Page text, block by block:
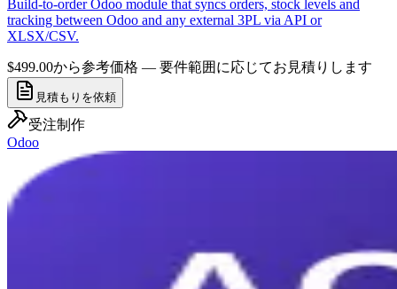
Build-to-order Odoo module that syncs orders, stock levels and
tracking between Odoo and any external 3PL via API or
XLSX/CSV.
$499.00から参考価格 — 要件範囲に応じてお見積りします
見積もりを依頼
受注制作
Odoo